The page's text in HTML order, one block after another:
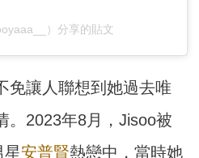
）分享的貼文
免讓人聯想到她過去唯
。2023年8月，Jisoo被
星安普賢熱戀中，當時她